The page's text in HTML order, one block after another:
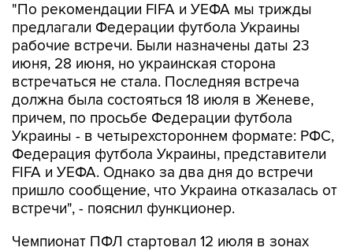
"По рекомендации FIFA и УЕФА мы трижды
предлагали Федерации футбола Украины
рабочие встречи. Были назначены даты 23
июня, 28 июня, но украинская сторона
встречаться не стала. Последняя встреча
должна была состояться 18 июля в Женеве,
причем, по просьбе Федерации футбола
Украины - в четырехстороннем формате: РФС,
Федерация футбола Украины, представители
FIFA и УЕФА. Однако за два дня до встречи
пришло сообщение, что Украина отказалась от
встречи", - пояснил функционер.
Чемпионат ПФЛ стартовал 12 июля в зонах